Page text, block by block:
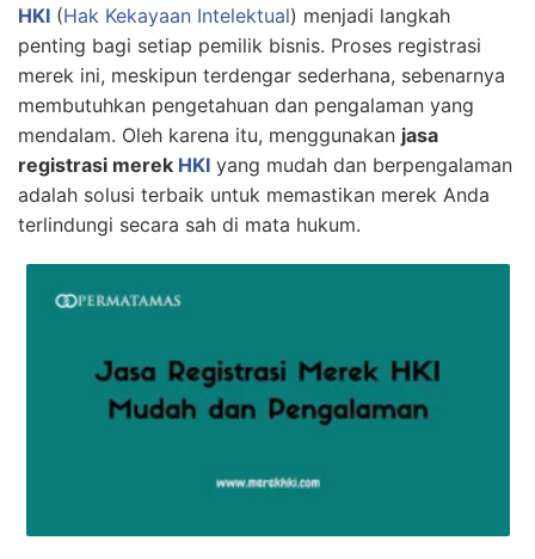
HKI (Hak Kekayaan Intelektual) menjadi langkah
penting bagi setiap pemilik bisnis. Proses registrasi
merek ini, meskipun terdengar sederhana, sebenarnya
membutuhkan pengetahuan dan pengalaman yang
mendalam. Oleh karena itu, menggunakan jasa
registrasi merek HKI yang mudah dan berpengalaman
adalah solusi terbaik untuk memastikan merek Anda
terlindungi secara sah di mata hukum.